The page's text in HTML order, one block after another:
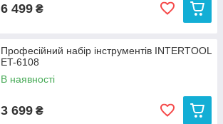
6 499 ₴
Професійний набір інструментів INTERTOOL
ET-6108
В наявності
3 699 ₴